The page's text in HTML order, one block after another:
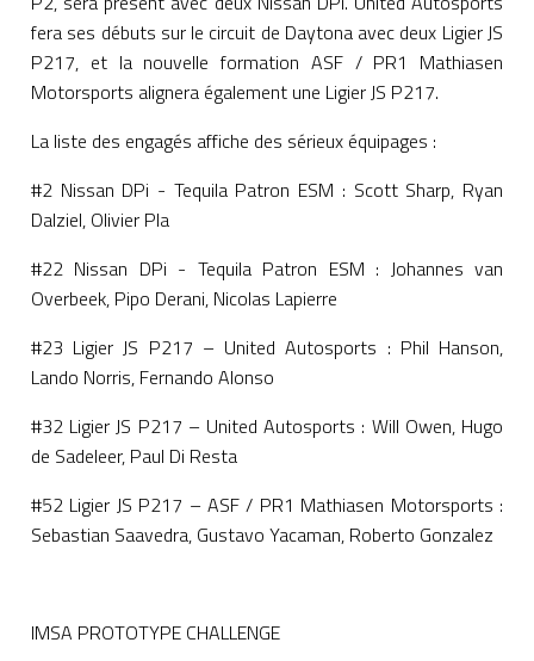
fera ses débuts sur le circuit de Daytona avec deux Ligier JS
P217, et la nouvelle formation ASF / PR1 Mathiasen
Motorsports alignera également une Ligier JS P217.
La liste des engagés affiche des sérieux équipages :
#2 Nissan DPi - Tequila Patron ESM : Scott Sharp, Ryan
Dalziel, Olivier Pla
#22 Nissan DPi - Tequila Patron ESM : Johannes van
Overbeek, Pipo Derani, Nicolas Lapierre
#23 Ligier JS P217 – United Autosports : Phil Hanson,
Lando Norris, Fernando Alonso
#32 Ligier JS P217 – United Autosports : Will Owen, Hugo
de Sadeleer, Paul Di Resta
#52 Ligier JS P217 – ASF / PR1 Mathiasen Motorsports :
Sebastian Saavedra, Gustavo Yacaman, Roberto Gonzalez
IMSA PROTOTYPE CHALLENGE